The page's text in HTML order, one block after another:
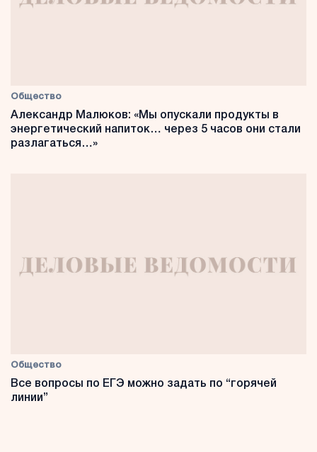
Общество
Александр Малюков: «Мы опускали продукты в
энергетический напиток… через 5 часов они стали
разлагаться…»
Общество
Все вопросы по ЕГЭ можно задать по “горячей
линии”